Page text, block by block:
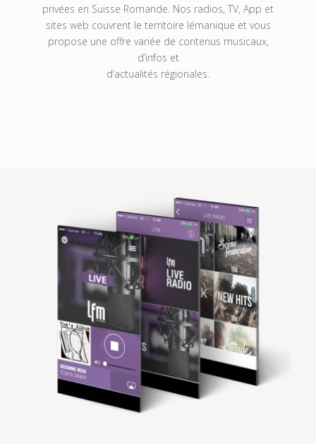
privées en Suisse Romande. Nos radios, TV, App et
sites web couvrent le territoire lémanique et vous
propose une offre variée de contenus musicaux,
d’infos et
d’actualités régionales.